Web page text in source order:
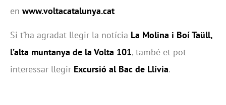
en www.voltacatalunya.cat
Si t’ha agradat llegir la notícia La Molina i Boí Taüll,
l’alta muntanya de la Volta 101, també et pot
interessar llegir Excursió al Bac de Llívia.